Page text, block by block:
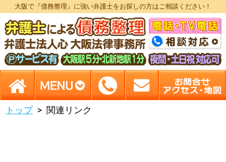
大阪で『債務整理』に強い弁護士をお探しの方はご相談ください！
トップ 関連リンク